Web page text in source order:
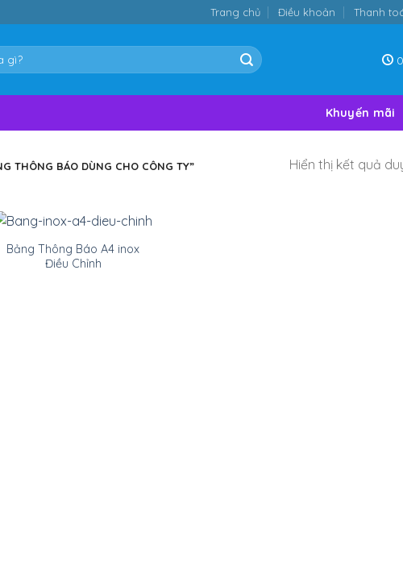
Trang chủ Điều khoản Thanh
Khuyến mãi
THÔNG BÁO DÙNG CHO CÔNG TY” Hiển thị kết quả
Bảng Thông Báo A4 inox
Điều Chỉnh